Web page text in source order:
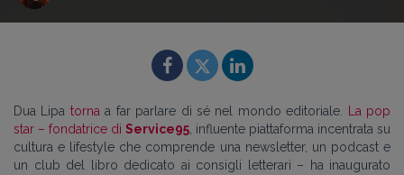
Dua Lipa torna a far parlare di sé nel mondo editoriale.
La pop
star – fondatrice di Service95, influente piattaforma incentrata su
cultura e lifestyle che comprende una newsletter, un podcast e
un club del libro dedicato ai consigli letterari – ha inaugurato